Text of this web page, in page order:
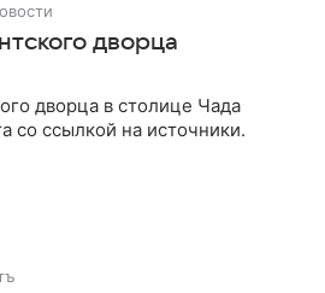
дворца
дворца в столице Чада
со ссылкой на источники.